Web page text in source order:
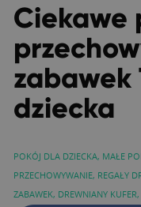
Ciekawe
zabawek
dziecka
POKÓJ DLA DZIECKA, MAŁE
PRZECHOWYWANIE, REGAŁY
ZABAWEK, DREWNIANY KUFER,